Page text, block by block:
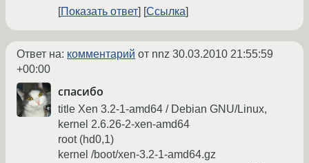
Показать ответ
Ссылка
Ответ на: комментарий от nnz 30.03.2010 21:55:59
+00:00
спасибо
title Xen 3.2-1-amd64 / Debian GNU/Linux,
kernel 2.6.26-2-xen-amd64
root (hd0,1)
kernel /boot/xen-3.2-1-amd64.gz